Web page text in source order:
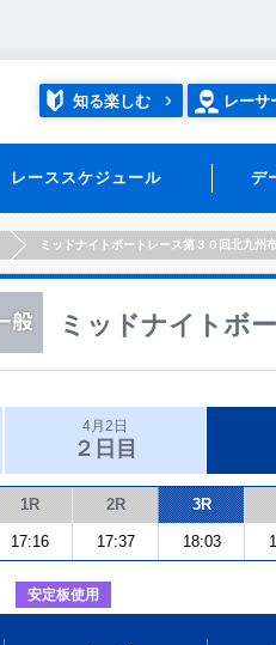
知る楽しむ レーサ
レーススケジュール デ
ミッドナイトボートレース第３０回北九州
ミッドナイトボ
4月2日
２日目
1R 2R 3R
17:16 17:37 18:03
安定板使用